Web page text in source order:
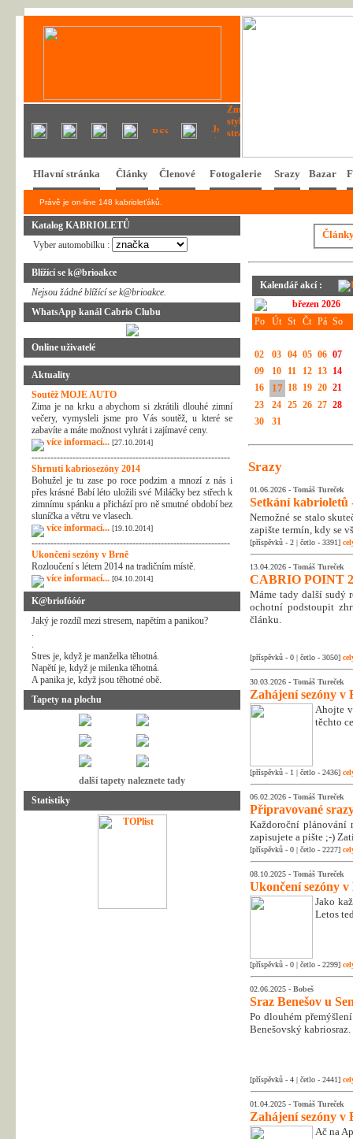
Hlavní stránka Články Členové Fotogalerie Srazy Bazar
Právě je on-line 148 kabrioleťáků.
Katalog KABRIOLETŮ
Vyber automobilku :
Blížící se k@brioakce
Nejsou žádné blížící se k@brioakce.
WhatsApp kanál Cabrio Clubu
Online uživatelé
Aktuality
Soutěž MOJE AUTO
Zima je na krku a abychom si zkrátili dlouhé zimní
večery, vymysleli jsme pro Vás soutěž, u které se
zabavíte a máte možnost vyhrát i zajímavé ceny.
více informací... [27.10.2014]
---------------------------------------------------------------
Shrnutí kabriosezóny 2014
Bohužel je tu zase po roce podzim a mnozí z nás i
přes krásné Babí léto uložili své Miláčky bez střech k
zimnímu spánku a přichází pro ně smutné období bez
sluníčka a větru ve vlasech.
více informací... [19.10.2014]
---------------------------------------------------------------
Ukončení sezóny v Brně
Rozloučení s létem 2014 na tradičním místě.
více informací... [04.10.2014]
K@briofóóór
Jaký je rozdíl mezi stresem, napětím a panikou?
.
.
Stres je, když je manželka těhotná.
Napětí je, když je milenka těhotná.
A panika je, když jsou těhotné obě.
Tapety na plochu
další tapety naleznete tady
Statistiky
Kalendář akcí :
březen 2026
Po
Út St Čt Pá So
02 03 04 05 06 07
09
10 11 12 13 14
16
17 18 19 20 21
23
24 25 26 27 28
30
31
Srazy
01.06.2026 - Tomáš Tureček
Setkání kabrioletů
Nemožné se stalo
zapište termín, kdy se
[příspěvků - 2 | četlo - 3391]
13.04.2026 - Tomáš Tureček
CABRIO POINT
Máme tady další sudý
ochotní podstoupit
článku.
[příspěvků - 0 | četlo - 3050]
30.03.2026 - Tomáš Tureček
Zahájení sezóny v
Ahojte
těchto
[příspěvků - 1 | četlo - 2436]
06.02.2026 - Tomáš Tureček
Připravované
Každoroční plánování
zapisujete a pište ;-)
[příspěvků - 0 | četlo - 2227]
08.10.2025 - Tomáš Tureček
Ukončení sezóny v
Jako
Letos
[příspěvků - 0 | četlo - 2299]
02.06.2025 - Bobeš
Sraz Benešov u
Po dlouhém
Benešovský kabriosraz.
[příspěvků - 4 | četlo - 2441]
01.04.2025 - Tomáš Tureček
Zahájení sezóny v
Ač na